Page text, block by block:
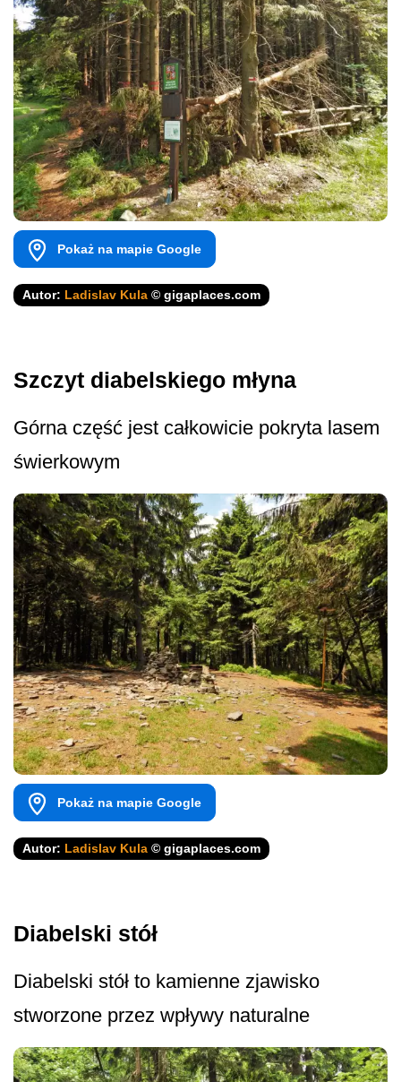
Pokaż na mapie Google
Autor: Ladislav Kula © gigaplaces.com
Szczyt diabelskiego młyna
Górna część jest całkowicie pokryta lasem
świerkowym
Pokaż na mapie Google
Autor: Ladislav Kula © gigaplaces.com
Diabelski stół
Diabelski stół to kamienne zjawisko
stworzone przez wpływy naturalne